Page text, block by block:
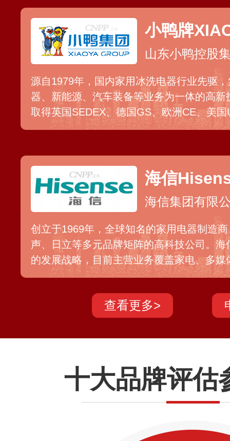
小鸭牌
山东小鸭控股
源自1979年，国内家用冰洗电器行业先驱
器、新能源、汽车装备等业务为一体的高
取得英国SEDEX、德国GS、欧洲CE、美
专业机构认证，并和众多连锁商超巨头建
海信
海信集团有限
创立于1969年，全球知名的家用电器制造
声、日立等多元品牌矩阵的高科技公司。
的发展战略，目前主营业务覆盖家电、多
服务业及医疗、智慧交通等领域，实现了
的转型升级，目前产品已销往全球100多个
查看更多>
十大品牌评估